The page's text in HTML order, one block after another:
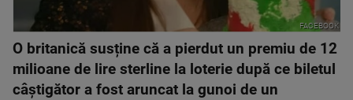
FACEBOOK
O britanică susține că a pierdut un premiu de 12
milioane de lire sterline la loterie după ce biletul
câștigător a fost aruncat la gunoi de un